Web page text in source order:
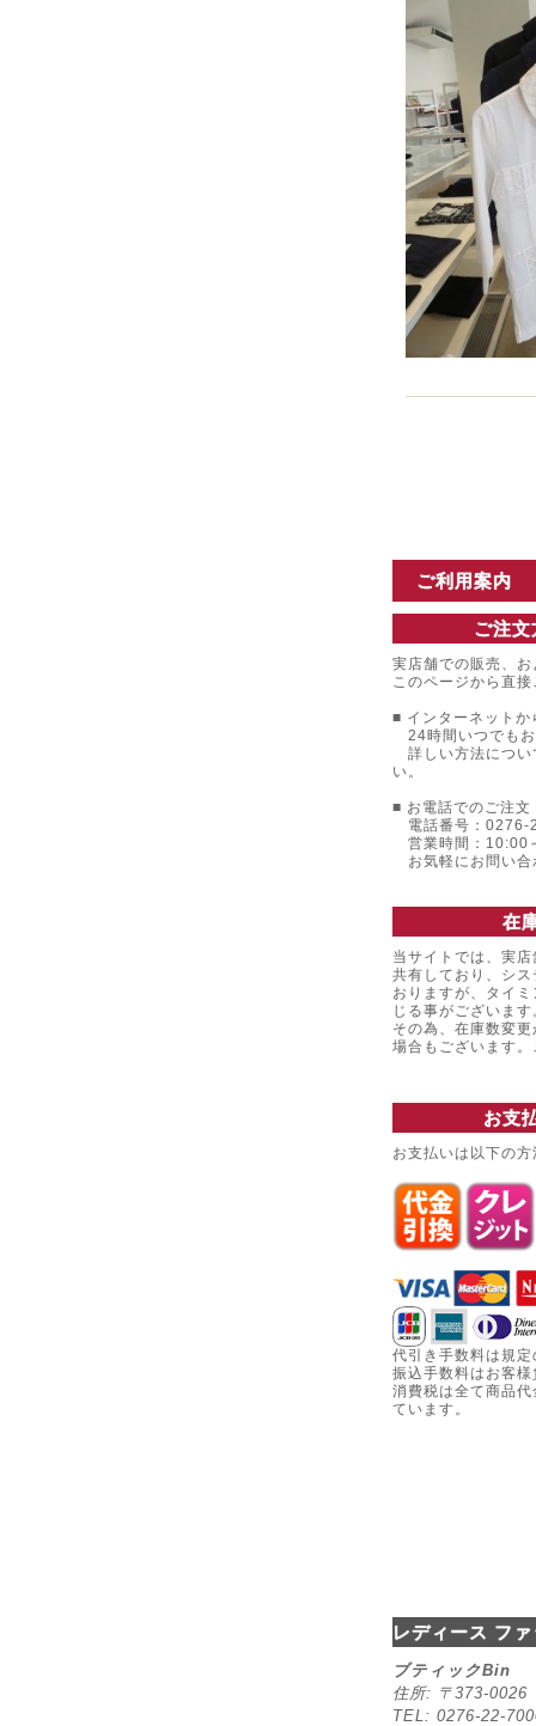
ご利用案内
ご注
実店舗での販売、
このページから直
■ インターネットか
24時間いつでも
詳しい方法につい
い。
■ お電話でのご注文
電話番号：0276-
営業時間：10:00
お気軽にお問い合
在
当サイトでは、実
共有しており、シ
おりますが、タイ
じる事がございます
その為、在庫数変
場合もございます
お支
お支払いは以下の
代引き手数料は規
振込手数料はお客
消費税は全て商品
ています。
レディース フ
ブティックBin
住所: 〒373-
TEL: 0276-22-